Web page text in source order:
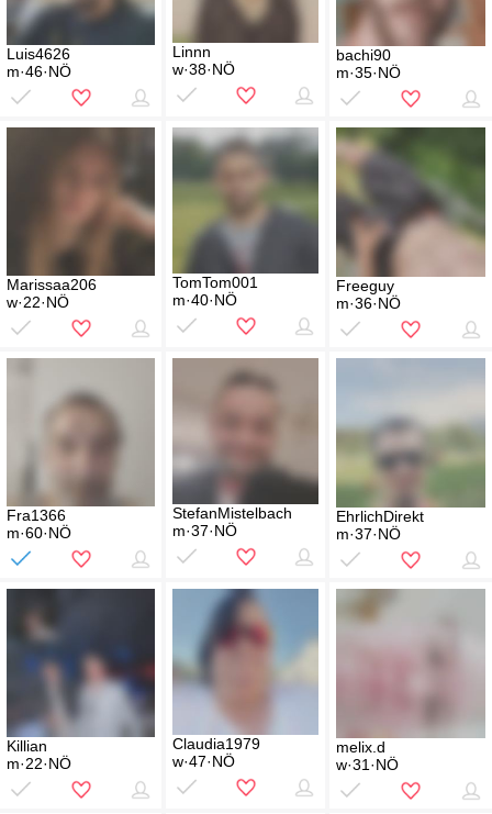
Luis4626
m·46·NÖ
Linnn
w·38·NÖ
bachi90
m·35·NÖ
Marissaa206
w·22·NÖ
TomTom001
m·40·NÖ
Freeguy
m·36·NÖ
Fra1366
m·60·NÖ
StefanMistelbach
m·37·NÖ
EhrlichDirekt
m·37·NÖ
Killian
m·22·NÖ
Claudia1979
w·47·NÖ
melix.d
w·31·NÖ